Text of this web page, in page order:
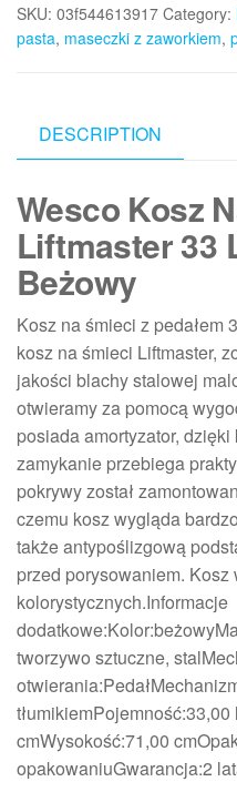
SKU: 03f544613917 Category:
pasta, maseczki z zaworkiem,
DESCRIPTION
Wesco Kosz
Liftmaster 33
Beżowy
Kosz na śmieci z pedałem
kosz na śmieci Liftmaster,
jakości blachy stalowej
otwieramy za pomocą
posiada amortyzator,
zamykanie przebiega
pokrywy został
czemu kosz wygląda
także antypoślizgową
przed porysowaniem.
kolorystycznych.Informacje
tworzywo sztuczne,
cmWysokość:71,00
opakowaniuGwarancja:2